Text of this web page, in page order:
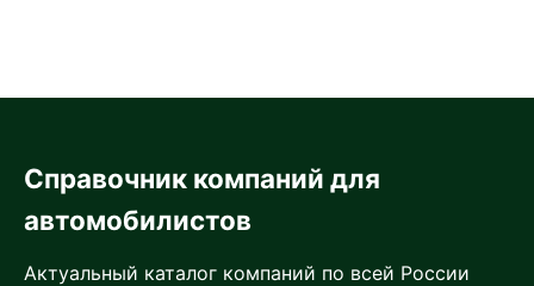
Справочник компаний для
автомобилистов
Актуальный каталог компаний по всей России